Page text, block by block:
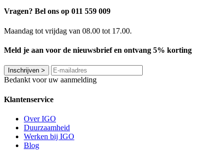
Vragen? Bel ons op 011 559 009
Maandag tot vrijdag van 08.00 tot 17.00.
Meld je aan voor de nieuwsbrief en ontvang 5% korting
Inschrijven >
Bedankt voor uw aanmelding
Klantenservice
Over IGO
Duurzaamheid
Werken bij IGO
Blog